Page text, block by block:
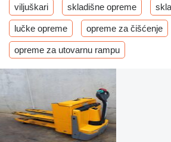
viljuškari skladišne opreme
lučke opreme opreme za čišćenje
opreme za utovarnu rampu